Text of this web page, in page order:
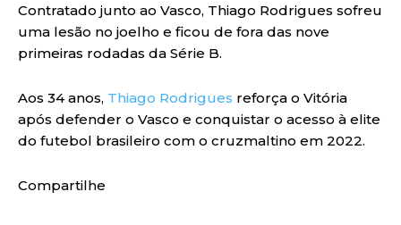
Contratado junto ao Vasco, Thiago Rodrigues sofreu
uma lesão no joelho e ficou de fora das nove
primeiras rodadas da Série B.
Aos 34 anos, Thiago Rodrigues reforça o Vitória
após defender o Vasco e conquistar o acesso à elite
do futebol brasileiro com o cruzmaltino em 2022.
Compartilhe